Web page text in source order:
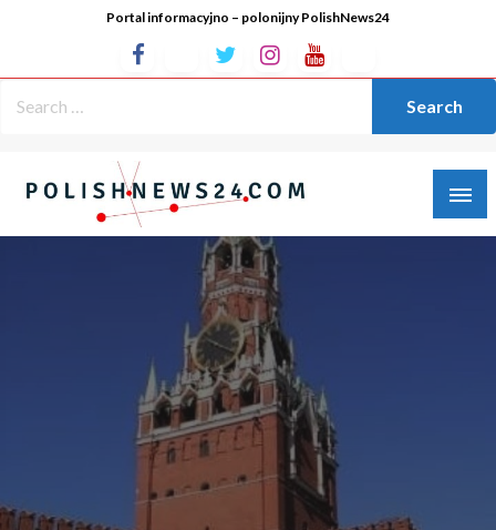
Portal informacyjno – polonijny PolishNews24